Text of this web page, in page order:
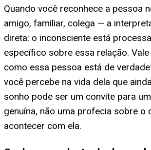
Quando você reconhece a pessoa
amigo, familiar, colega — a
direta: o inconsciente está
específico sobre essa relação.
como essa pessoa está de
você percebe na vida dela que
sonho pode ser um convite para
genuína, não uma profecia sobre o
acontecer com ela.